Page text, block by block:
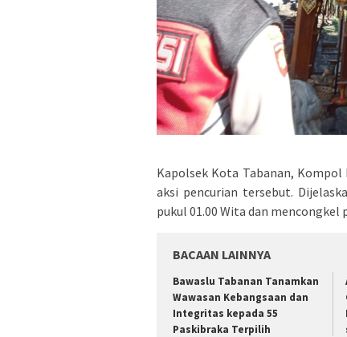
Kapolsek Kota Tabanan,
aksi pencurian tersebut.
pukul 01.00 Wita dan mencongkel
BACAAN LAINNYA
Bawaslu Tabanan Tanamkan
Wawasan Kebangsaan dan
Integritas kepada 55
Paskibraka Terpilih